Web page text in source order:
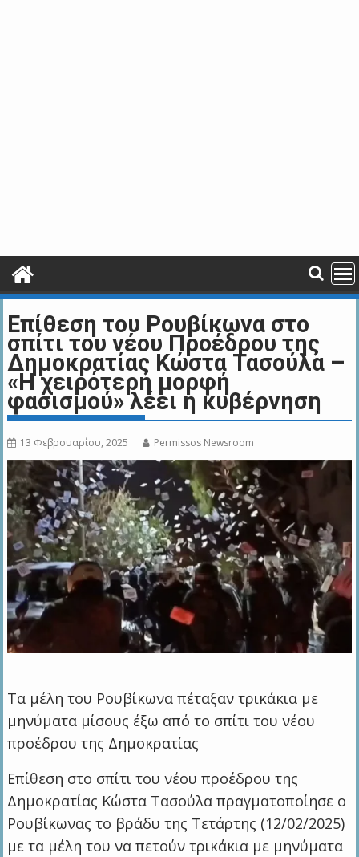
Επίθεση του Ρουβίκωνα στο
σπίτι του νέου Προέδρου της
Δημοκρατίας Κώστα Τασούλα –
«Η χειρότερη μορφή
φασισμού» λέει η κυβέρνηση
13 Φεβρουαρίου, 2025 Permissos Newsroom
Τα μέλη του Ρουβίκωνα πέταξαν τρικάκια με
μηνύματα μίσους έξω από το σπίτι του νέου
προέδρου της Δημοκρατίας
Επίθεση στο σπίτι του νέου προέδρου της
Δημοκρατίας Κώστα Τασούλα πραγματοποίησε ο
Ρουβίκωνας το βράδυ της Τετάρτης (12/02/2025)
με τα μέλη του να πετούν τρικάκια με μηνύματα